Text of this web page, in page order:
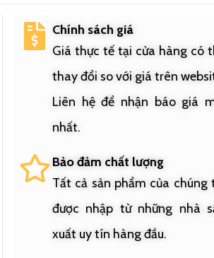
Chính sách giá
Giá thực tế tại cửa hàng có
thay đổi so với giá trên
Liên hệ để nhận báo giá
nhất.
Bảo đảm chất lượng
Tất cả sản phẩm của chúng
được nhập từ những nhà
xuất uy tín hàng đầu.